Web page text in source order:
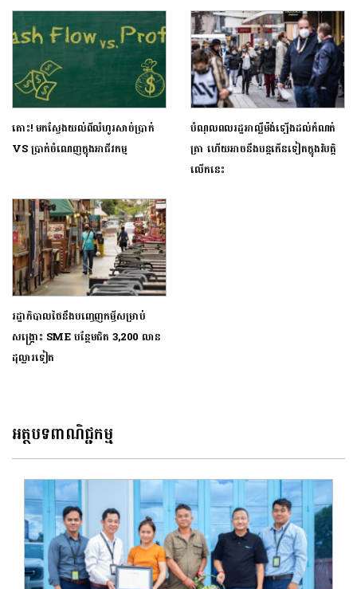
តោះ! មកស្វែងយល់ពីលំហូរសាច់ប្រាក់
VS ប្រាក់ចំណេញក្នុងអាជីវកម្ម
បំណុលពលរដ្ឋអាល្លឺម៉ង់ឡើងដល់កំណត់
ត្រា ហើយអាចនឹងបន្តកើនទៀតក្នុងវិបត្តិ
លើកនេះ
រដ្ឋាភិបាលថៃនឹងបញ្ចេញកម្ចីសម្រាប់
សង្គ្រោះ SME បន្ថែមជិត 3,200 លាន
ដុល្លារទៀត
អត្ថបទពាណិជ្ជកម្ម